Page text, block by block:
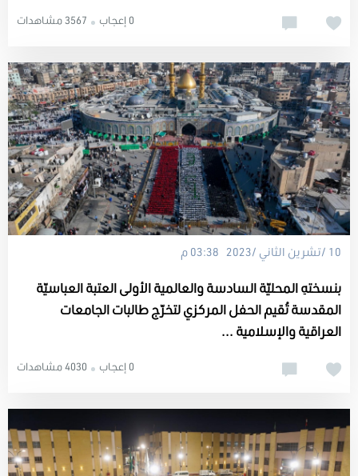
3567 مشاهدات 0 إعجاب
10 /تشرين الثاني /2023 03:38 م
بنسختهِ المحليّة السادسة والعالمية الأولى العتبة العباسيّة
المقدسة تُقيم الحفل المركزي لتخرّج طالبات الجامعات
العراقية والإسلامية ...
4030 مشاهدات 0 إعجاب